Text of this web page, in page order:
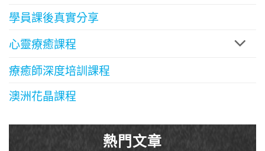
學員課後真實分享
心靈療癒課程
療癒師深度培訓課程
澳洲花晶課程
熱門文章